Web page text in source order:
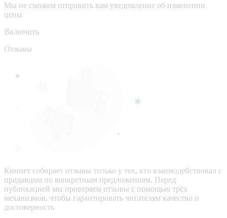
Мы не сможем отправить вам уведомление об изменении
цены
Включить
Отзывы
Кинпет собирает отзывы только у тех, кто взаимодействовал с
продавцом по конкретным предложениям. Перед
публикацией мы проверяем отзывы с помощью трёх
механизмов, чтобы гарантировать читателям качество и
достоверность